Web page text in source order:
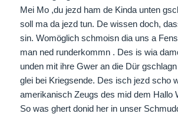
Mei Mo ,du jezd ham de Kinda unten
soll ma da jezd tun. De wissen doch,
sin. Womöglich schmoisn dia uns a
man ned runderkommn . Des is wia
unden mit ihre Gwer an die Dür
glei bei Kriegsende. Des isch jezd scho
amerikanisch Zeugs des mid dem Hallo
So was ghert donid her in unser